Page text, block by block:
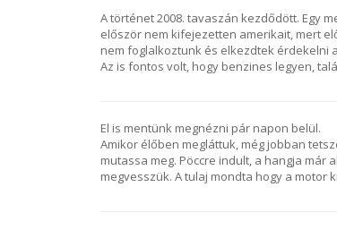
A történet 2008. tavaszán kezdődött. Egy
először nem kifejezetten amerikait, mert
nem foglalkoztunk és elkezdtek érdekelni
Az is fontos volt, hogy benzines legyen,
El is mentünk megnézni pár napon belül.
Amikor élőben megláttuk, még jobban
mutassa meg. Pöccre indult, a hangja
megvesszük. A tulaj mondta hogy a motor